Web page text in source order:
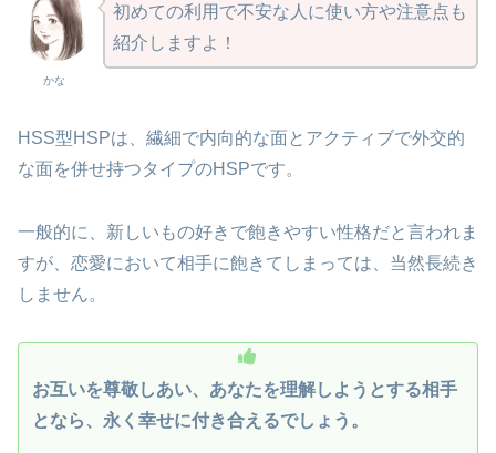
かな
初めての利用で不安な人に使い方や注意点も
紹介しますよ！
HSS型HSPは、繊細で内向的な面とアクティブで外交的
な面を併せ持つタイプのHSPです。
一般的に、新しいもの好きで飽きやすい性格だと言われま
すが、恋愛において相手に飽きてしまっては、当然長続き
しません。
お互いを尊敬しあい、あなたを理解しようとする相手
となら、永く幸せに付き合えるでしょう。